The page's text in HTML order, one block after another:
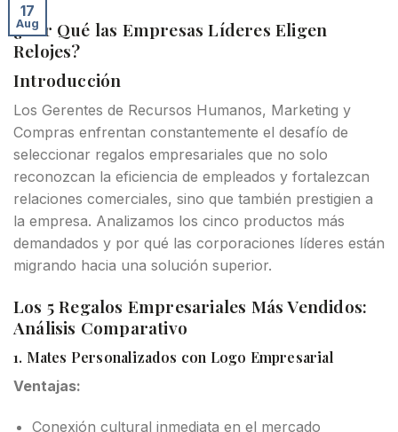
17
Aug
¿Por Qué las Empresas Líderes Eligen
Relojes?
Introducción
Los Gerentes de Recursos Humanos, Marketing y
Compras enfrentan constantemente el desafío de
seleccionar regalos empresariales que no solo
reconozcan la eficiencia de empleados y fortalezcan
relaciones comerciales, sino que también prestigien a
la empresa. Analizamos los cinco productos más
demandados y por qué las corporaciones líderes están
migrando hacia una solución superior.
Los 5 Regalos Empresariales Más Vendidos:
Análisis Comparativo
1. Mates Personalizados con Logo Empresarial
Ventajas:
Conexión cultural inmediata en el mercado